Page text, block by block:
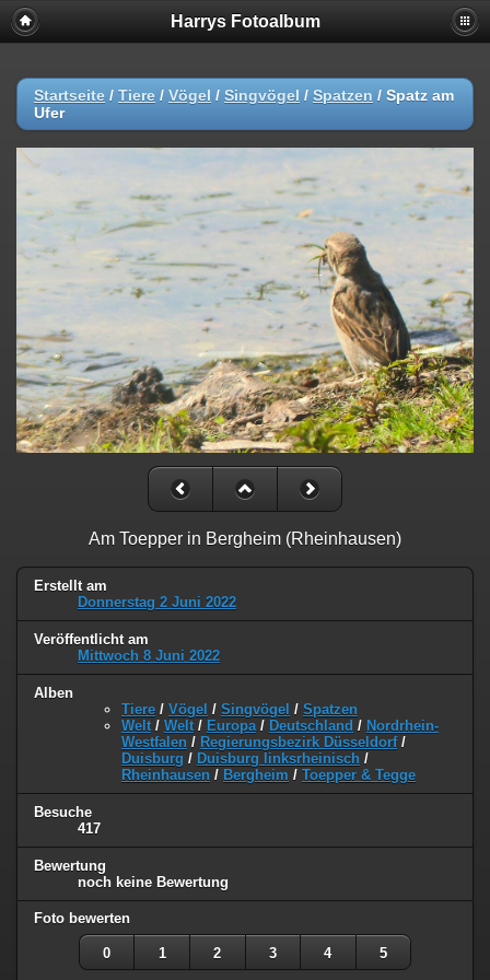
Harrys Fotoalbum
Startseite / Tiere / Vögel / Singvögel / Spatzen / Spatz am
Ufer
Am Toepper in Bergheim (Rheinhausen)
Erstellt am
Donnerstag 2 Juni 2022
Veröffentlicht am
Mittwoch 8 Juni 2022
Alben
Tiere / Vögel / Singvögel / Spatzen
Welt / Welt / Europa / Deutschland / Nordrhein-
Westfalen / Regierungsbezirk Düsseldorf/
Duisburg / Duisburg linksrheinisch /
Rheinhausen / Bergheim / Toepper & Tegge
Besuche
417
Bewertung
noch keine Bewertung
Foto bewerten
0 1 2 3 4 5